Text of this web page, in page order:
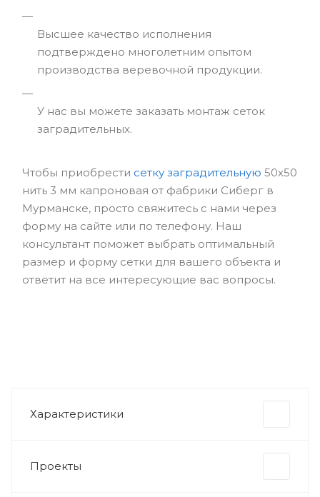
Высшее качество исполнения
подтверждено многолетним опытом
производства веревочной продукции.
У нас вы можете заказать монтаж сеток
заградительных.
Чтобы приобрести сетку заградительную 50х50
нить 3 мм капроновая от фабрики Сиберг в
Мурманске, просто свяжитесь с нами через
форму на сайте или по телефону. Наш
консультант поможет выбрать оптимальный
размер и форму сетки для вашего объекта и
ответит на все интересующие вас вопросы.
Характеристики
Проекты